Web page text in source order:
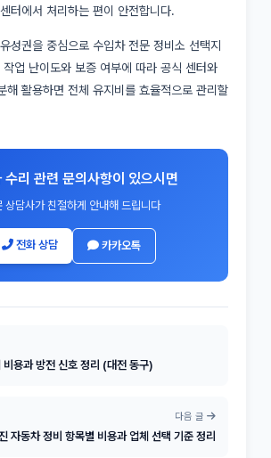
터에서 처리하는 편이 안전합니다.
성권을 중심으로 수입차 전문 정비소 선택지
업 난이도와 보증 여부에 따라 공식 센터와
해 활용하면 전체 유지비를 효율적으로 관리할
수리 관련 문의사항이 있으시면
상담사가 친절하게 안내해 드립니다
전화 상담 카카오톡
비용과 방전 신호 정리 (대전 동구)
다음 글
자동차 정비 항목별 비용과 업체 선택 기준 정리